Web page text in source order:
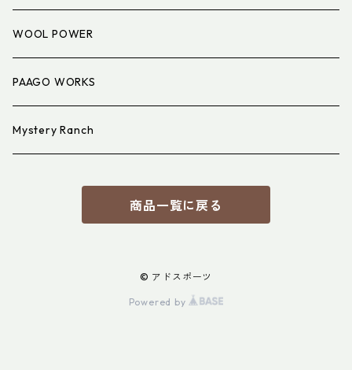
アイウェア
WOOL POWER
PAAGO WORKS
Mystery Ranch
商品一覧に戻る
© アドスポーツ
Powered by